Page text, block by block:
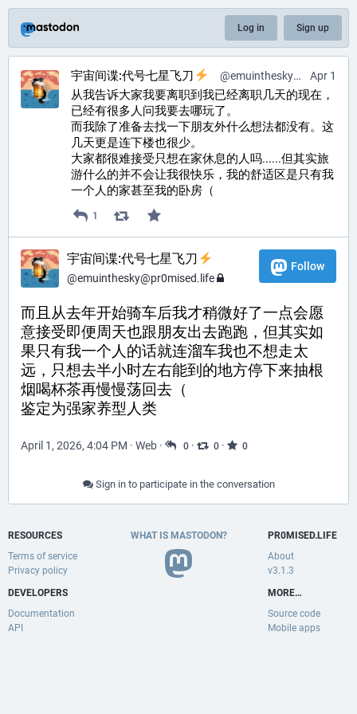
Log in Sign up
Apr 1
宇宙间谍:代号七星飞刀 @emuinthesky@pr0mised.life
从我告诉大家我要离职到我已经离职几天的现在，
已经有很多人问我要去哪玩了。
而我除了准备去找一下朋友外什么想法都没有。这
几天更是连下楼也很少。
大家都很难接受只想在家休息的人吗......但其实旅
游什么的并不会让我很快乐，我的舒适区是只有我
一个人的家甚至我的卧房（
1
宇宙间谍:代号七星飞刀
@emuinthesky@pr0mised.life
Follow
而且从去年开始骑车后我才稍微好了一点会愿
意接受即便周天也跟朋友出去跑跑，但其实如
果只有我一个人的话就连溜车我也不想走太
远，只想去半小时左右能到的地方停下来抽根
烟喝杯茶再慢慢荡回去（
鉴定为强家养型人类
April 1, 2026, 4:04 PM · Web · 0 · 0 · 0
Sign in to participate in the conversation
RESOURCES
Terms of service
Privacy policy
DEVELOPERS
Documentation
API
WHAT IS MASTODON?
PR0MISED.LIFE
About
v3.1.3
MORE…
Source code
Mobile apps